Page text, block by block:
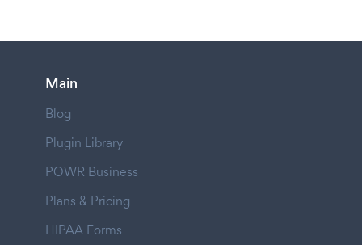
Main
Blog
Plugin Library
POWR Business
Plans & Pricing
HIPAA Forms